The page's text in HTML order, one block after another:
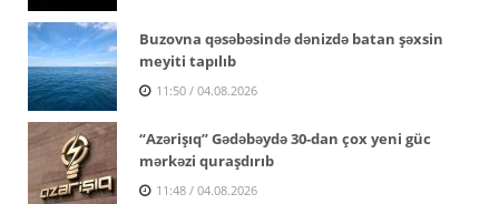
Buzovna qəsəbəsində dənizdə batan şəxsin
meyiti tapılıb
11:50 / 04.08.2026
“Azərişıq” Gədəbəydə 30-dan çox yeni güc
mərkəzi quraşdırıb
11:48 / 04.08.2026